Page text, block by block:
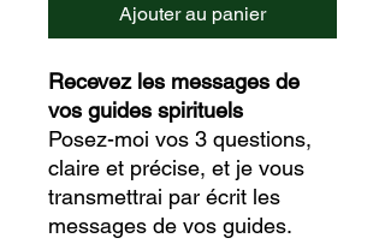
Ajouter au panier
Recevez les messages de
vos guides spirituels
Posez-moi vos 3 questions,
claire et précise, et je vous
transmettrai par écrit les
messages de vos guides.